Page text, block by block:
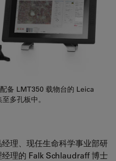
备 LMT350 载物台的 Leica
多孔板中。
理、现任生命科学事业部研
理的 Falk Schlaudraff 博士